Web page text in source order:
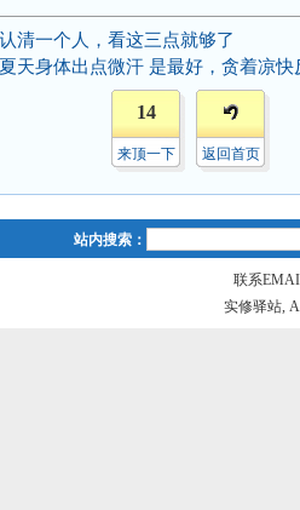
清一个人，看这三点就够了
天身体出点微汗 是最好，贪着凉
14
来顶一下 返回首页
站内搜索：
联系
实修驿站,